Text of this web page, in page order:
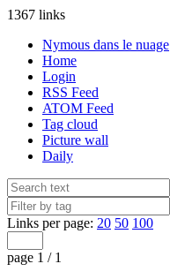
1367 links
Nymous dans le nuage
Home
Login
RSS Feed
ATOM Feed
Tag cloud
Picture wall
Daily
Links per page: 20 50 100
page 1 / 1